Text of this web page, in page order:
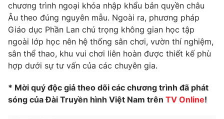
THỜI BÁO VTV
Theo dõi báo trên
chương trình ngoại khóa nhập khẩu bản quyền châu
Âu theo đúng nguyên mẫu. Ngoài ra, phương pháp
Giáo dục Phần Lan chú trọng không gian học tập
ngoài lớp học nên hệ thống sân chơi, vườn thí nghiệm,
sân thể thao, khu vui chơi liên hoàn được thiết kế phù
hợp dưới sự tư vấn của các chuyên gia.
* Mời quý độc giả theo dõi các chương trình đã phát
sóng của Đài Truyền hình Việt Nam trên TV Online!